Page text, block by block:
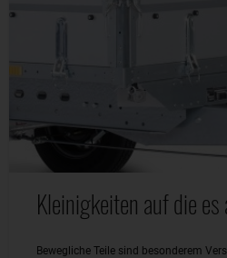
Kleinigkeiten auf die
Bewegliche Teile sind besonderem